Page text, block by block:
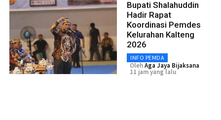
Bupati Shalahuddin
Hadir Rapat
Koordinasi Pemdes
Kelurahan Kalteng
2026
INFO PEMDA
OlehAga Jaya Bijaksana
11 jam yang lalu